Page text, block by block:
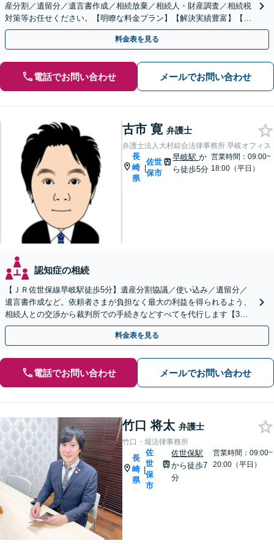
産分割／遺留分／遺言書作成／相続放棄／相続人・財産調査／相続税
対策等お任せください。【明瞭な料金プラン】【解決実績豊富】【電
話相談可】
料金表を見る
電話でお問い合わせ メールでお問い合わせ
古市 寛 弁護士
弁護士法人大村綜合法律事務所 早岐オフィス
長
崎
県
|
佐世
保市
早岐駅か
ら徒歩5分
営業時間：09:00~
18:00（平日）
認知症の相続
【ＪＲ佐世保線早岐駅徒歩5分】遺産分割協議／使い込み／遺留分／
遺言書作成など。依頼者さまが負担なく最大の利益を得られるよう、
相続人との交渉から裁判所での手続きなどすべてを代行します【3拠
点に計6人弁護士在籍】
料金表を見る
電話でお問い合わせ メールでお問い合わせ
竹口 将太 弁護士
竹口・堀法律事務所
長
崎
県
|
佐
世
保
市
佐世保駅
から徒歩7
分
営業時間：09:00~
20:00（平日）